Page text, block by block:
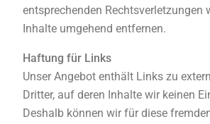
entsprechenden Rechtsverletzungen
Inhalte umgehend entfernen.
Haftung für Links
Unser Angebot enthält Links zu
Dritter, auf deren Inhalte wir keinen
Deshalb können wir für diese